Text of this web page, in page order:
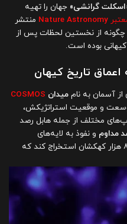
گرانشی» جهان را تهیه
Nature Astronomy منتشر
چگونه از نخستین لحظات پس از
بوده است.
آسمان به نام میدان COSMOS
و موقعیت استراتژیکش،
مختلف از جمله هابل رصد
و نفوذ به لایه‌های
فروسرخ، توانسته است داده‌هایی از ۸۰۰ هزار کهکشان استخراج کند که